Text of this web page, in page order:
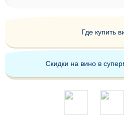
Где купить
Скидки на вино в